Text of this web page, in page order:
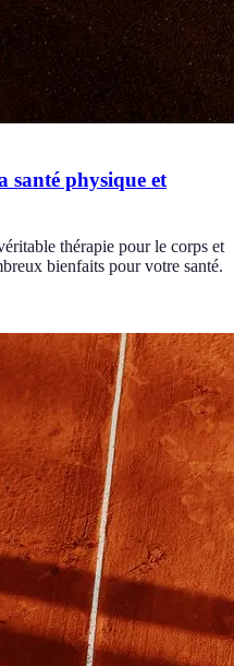
santé physique et
thérapie pour le corps et
bienfaits pour votre santé.